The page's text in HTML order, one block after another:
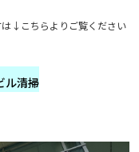
は↓こちらよりご覧ください
ル清掃